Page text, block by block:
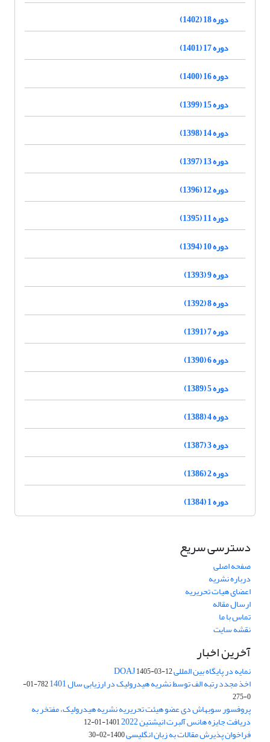
دوره 18 (1402)
دوره 17 (1401)
دوره 16 (1400)
دوره 15 (1399)
دوره 14 (1398)
دوره 13 (1397)
دوره 12 (1396)
دوره 11 (1395)
دوره 10 (1394)
دوره 9 (1393)
دوره 8 (1392)
دوره 7 (1391)
دوره 6 (1390)
دوره 5 (1389)
دوره 4 (1388)
دوره 3 (1387)
دوره 2 (1386)
دوره 1 (1384)
دسترسی سریع
صفحه اصلی
درباره نشریه
اعضای هیات تحریریه
ارسال مقاله
تماس با ما
نقشه سایت
آخرین اخبار
نمایه در پایگاه بین المللی DOAJ1405-03-12
اخذ مجدد رتبه الف توسط نشریه هیدرولیک در ارزیابی سال 1401
782-01-
0-275
پروفسور سوبهاش دی عضو هیئت تحریریه نشریه هیدرولیک، مفتخر به
دریافت جایزه هانس آلبرت انیشتین 2022 1401-01-12
فراخوان پذیرش مقالات به زبان انگلیسی1400-02-30